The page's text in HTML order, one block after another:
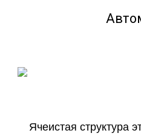
Ячеистая структура